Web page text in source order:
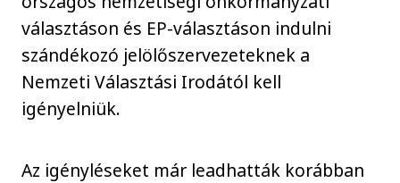
választáson és EP-választáson indulni
szándékozó jelölőszervezeteknek a
Nemzeti Választási Irodától kell
igényelniük.
Az igényléseket már leadhatták korábban